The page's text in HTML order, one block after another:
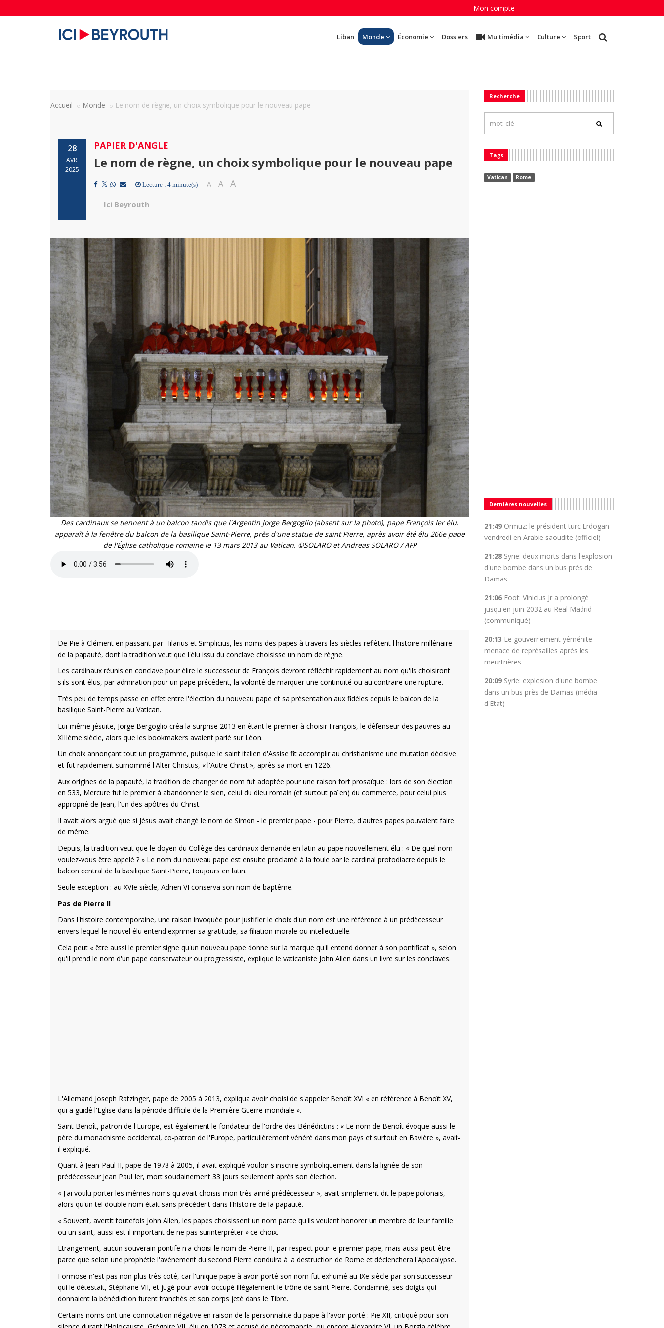
Mon compte
Liban Monde Économie Dossiers Multimédia Culture Sport
Accueil Monde Le nom de règne, un choix symbolique pour le nouveau pape
28
AVR.
2025
PAPIER D'ANGLE
Le nom de règne, un choix symbolique pour le nouveau pape
Lecture : 4 minute(s) A A A
Ici Beyrouth
Des cardinaux se tiennent à un balcon tandis que l'Argentin Jorge Bergoglio (absent sur la photo), pape François Ier élu,
apparaît à la fenêtre du balcon de la basilique Saint-Pierre, près d'une statue de saint Pierre, après avoir été élu 266e pape
de l'Église catholique romaine le 13 mars 2013 au Vatican. ©SOLARO et Andreas SOLARO / AFP
De Pie à Clément en passant par Hilarius et Simplicius, les noms des papes à travers les siècles reflètent l'histoire millénaire
de la papauté, dont la tradition veut que l'élu issu du conclave choisisse un nom de règne.
Les cardinaux réunis en conclave pour élire le successeur de François devront réfléchir rapidement au nom qu'ils choisiront
s'ils sont élus, par admiration pour un pape précédent, la volonté de marquer une continuité ou au contraire une rupture.
Très peu de temps passe en effet entre l'élection du nouveau pape et sa présentation aux fidèles depuis le balcon de la
basilique Saint-Pierre au Vatican.
Lui-même jésuite, Jorge Bergoglio créa la surprise 2013 en étant le premier à choisir François, le défenseur des pauvres au
XIIIème siècle, alors que les bookmakers avaient parié sur Léon.
Un choix annonçant tout un programme, puisque le saint italien d'Assise fit accomplir au christianisme une mutation décisive
et fut rapidement surnommé l'Alter Christus, « l'Autre Christ », après sa mort en 1226.
Aux origines de la papauté, la tradition de changer de nom fut adoptée pour une raison fort prosaïque : lors de son élection
en 533, Mercure fut le premier à abandonner le sien, celui du dieu romain (et surtout païen) du commerce, pour celui plus
approprié de Jean, l'un des apôtres du Christ.
Il avait alors argué que si Jésus avait changé le nom de Simon - le premier pape - pour Pierre, d'autres papes pouvaient faire
de même.
Depuis, la tradition veut que le doyen du Collège des cardinaux demande en latin au pape nouvellement élu : « De quel nom
voulez-vous être appelé ? » Le nom du nouveau pape est ensuite proclamé à la foule par le cardinal protodiacre depuis le
balcon central de la basilique Saint-Pierre, toujours en latin.
Seule exception : au XVIe siècle, Adrien VI conserva son nom de baptême.
Pas de Pierre II
Dans l'histoire contemporaine, une raison invoquée pour justifier le choix d'un nom est une référence à un prédécesseur
envers lequel le nouvel élu entend exprimer sa gratitude, sa filiation morale ou intellectuelle.
Cela peut « être aussi le premier signe qu'un nouveau pape donne sur la marque qu'il entend donner à son pontificat », selon
qu'il prend le nom d'un pape conservateur ou progressiste, explique le vaticaniste John Allen dans un livre sur les conclaves.
L'Allemand Joseph Ratzinger, pape de 2005 à 2013, expliqua avoir choisi de s'appeler Benoît XVI « en référence à Benoît XV,
qui a guidé l'Eglise dans la période difficile de la Première Guerre mondiale ».
Saint Benoît, patron de l'Europe, est également le fondateur de l'ordre des Bénédictins : « Le nom de Benoît évoque aussi le
père du monachisme occidental, co-patron de l'Europe, particulièrement vénéré dans mon pays et surtout en Bavière », avait-
il expliqué.
Quant à Jean-Paul II, pape de 1978 à 2005, il avait expliqué vouloir s'inscrire symboliquement dans la lignée de son
prédécesseur Jean Paul Ier, mort soudainement 33 jours seulement après son élection.
« J'ai voulu porter les mêmes noms qu'avait choisis mon très aimé prédécesseur », avait simplement dit le pape polonais,
alors qu'un tel double nom était sans précédent dans l'histoire de la papauté.
« Souvent, avertit toutefois John Allen, les papes choisissent un nom parce qu'ils veulent honorer un membre de leur famille
ou un saint, aussi est-il important de ne pas surinterpréter » ce choix.
Etrangement, aucun souverain pontife n'a choisi le nom de Pierre II, par respect pour le premier pape, mais aussi peut-être
parce que selon une prophétie l'avènement du second Pierre conduira à la destruction de Rome et déclenchera l'Apocalypse.
Formose n'est pas non plus très coté, car l'unique pape à avoir porté son nom fut exhumé au IXe siècle par son successeur
qui le détestait, Stéphane VII, et jugé pour avoir occupé illégalement le trône de saint Pierre. Condamné, ses doigts qui
donnaient la bénédiction furent tranchés et son corps jeté dans le Tibre.
Certains noms ont une connotation négative en raison de la personnalité du pape à l'avoir porté : Pie XII, critiqué pour son
Recherche
Tags
Vatican Rome
Dernières nouvelles
21:49 Ormuz: le président turc Erdogan
vendredi en Arabie saoudite (officiel)
21:28 Syrie: deux morts dans l'explosion
d'une bombe dans un bus près de
Damas ...
21:06 Foot: Vinicius Jr a prolongé
jusqu'en juin 2032 au Real Madrid
(communiqué)
20:13 Le gouvernement yéménite
menace de représailles après les
meurtrières ...
20:09 Syrie: explosion d'une bombe
dans un bus près de Damas (média
d'Etat)